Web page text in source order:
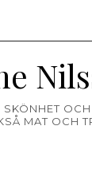
SKÖNHET
MAT OCH